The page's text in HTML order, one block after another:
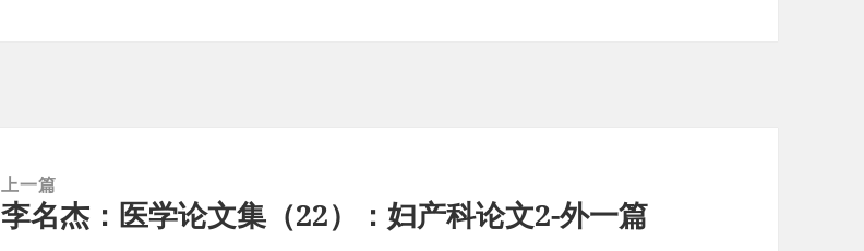
上一篇
上
李名杰：医学论文集（22）：妇产科论文2-外一篇